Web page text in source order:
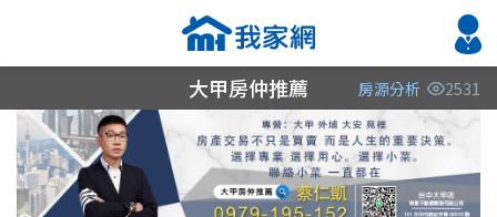
縣市
不限
區域
不限
縣市
不限
區域
不限
縣市
不限
區域
不限
大甲房仲推薦 房源分析 2531